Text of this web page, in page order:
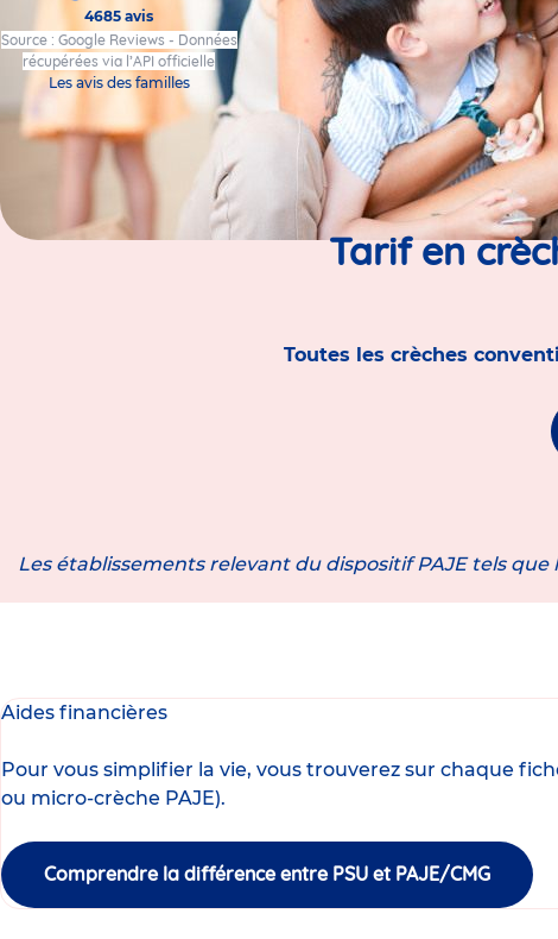
4685 avis
Source : Google Reviews - Données
récupérées via l’API officielle
Les avis des familles
Tarif en
Toutes les crèches
Les établissements relevant du dispositif PAJE tels
Aides financières
Pour vous simplifier la vie, vous trouverez sur chaque
ou micro-crèche PAJE).
Comprendre la différence entre PSU et PAJE/CMG